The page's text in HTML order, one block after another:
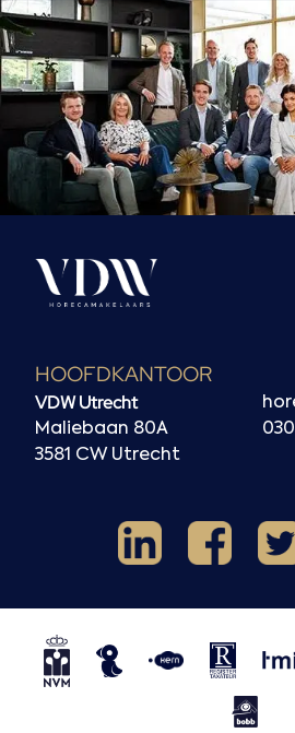
HOOFDKANTOOR
VDW Utrecht
Maliebaan 80A
3581 CW Utrecht
LinkedIn
NVM
Horecaspot
Kern
NRVT
BOBB